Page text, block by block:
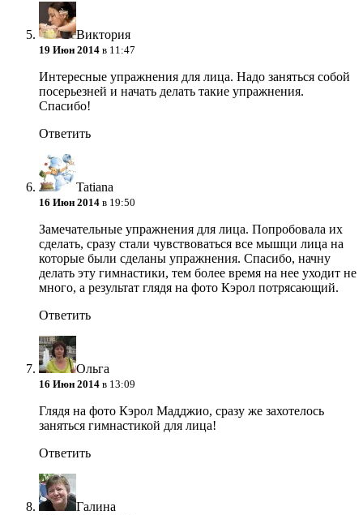
Виктория
19 Июн 2014 в 11:47
Интересные упражнения для лица. Надо заняться собой
посерьезней и начать делать такие упражнения.
Спасибо!
Ответить
Tatiana
16 Июн 2014 в 19:50
Замечательные упражнения для лица. Попробовала их
сделать, сразу стали чувствоваться все мышци лица на
которые были сделаны упражнения. Спасибо, начну
делать эту гимнастики, тем более время на нее уходит не
много, а результат глядя на фото Кэрол потрясающий.
Ответить
Ольга
16 Июн 2014 в 13:09
Глядя на фото Кэрол Мадджио, сразу же захотелось
заняться гимнастикой для лица!
Ответить
Галина